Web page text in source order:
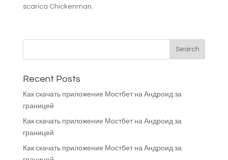
scarica Chickenman.
Recent Posts
Как скачать приложение Мостбет на Андроид за
границей
Как скачать приложение Мостбет на Андроид за
границей
Как скачать приложение Мостбет на Андроид за